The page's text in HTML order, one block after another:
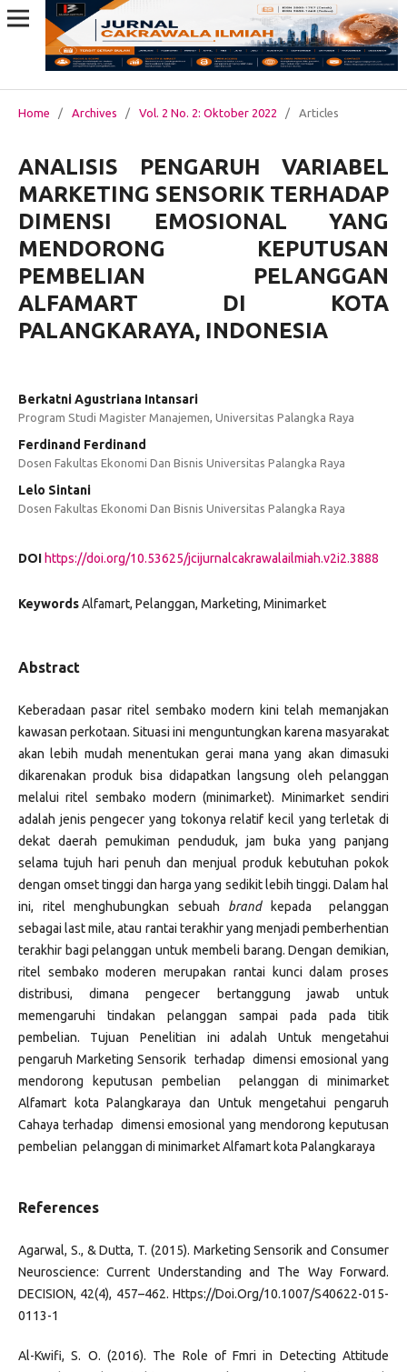
Home / Archives / Vol. 2 No. 2: Oktober 2022 / Articles
ANALISIS PENGARUH VARIABEL
MARKETING SENSORIK TERHADAP
DIMENSI EMOSIONAL YANG
MENDORONG KEPUTUSAN
PEMBELIAN PELANGGAN
ALFAMART DI KOTA
PALANGKARAYA, INDONESIA
Berkatni Agustriana Intansari
Program Studi Magister Manajemen, Universitas Palangka Raya
Ferdinand Ferdinand
Dosen Fakultas Ekonomi Dan Bisnis Universitas Palangka Raya
Lelo Sintani
Dosen Fakultas Ekonomi Dan Bisnis Universitas Palangka Raya
DOI https://doi.org/10.53625/jcijurnalcakrawalailmiah.v2i2.3888
KeywordsAlfamart, Pelanggan, Marketing, Minimarket
Abstract
Keberadaan pasar ritel sembako modern kini telah memanjakan
kawasan perkotaan. Situasi ini menguntungkan karena masyarakat
akan lebih mudah menentukan gerai mana yang akan dimasuki
dikarenakan produk bisa didapatkan langsung oleh pelanggan
melalui ritel sembako modern (minimarket). Minimarket sendiri
adalah jenis pengecer yang tokonya relatif kecil yang terletak di
dekat daerah pemukiman penduduk, jam buka yang panjang
selama tujuh hari penuh dan menjual produk kebutuhan pokok
dengan omset tinggi dan harga yang sedikit lebih tinggi. Dalam hal
ini, ritel menghubungkan sebuah brandkepada pelanggan
sebagai last mile, atau rantai terakhir yang menjadi pemberhentian
terakhir bagi pelanggan untuk membeli barang. Dengan demikian,
ritel sembako moderen merupakan rantai kunci dalam proses
distribusi, dimana pengecer bertanggung jawab untuk
memengaruhi tindakan pelanggan sampai pada pada titik
pembelian. Tujuan Penelitian ini adalah Untuk mengetahui
pengaruh Marketing Sensorik terhadap dimensi emosional yang
mendorong keputusan pembelian pelanggan di minimarket
Alfamart kota Palangkaraya dan Untuk mengetahui pengaruh
Cahaya terhadap dimensi emosional yang mendorong keputusan
pembelian pelanggan di minimarket Alfamart kota Palangkaraya
References
Agarwal, S., & Dutta, T. (2015). Marketing Sensorik and Consumer
Neuroscience: Current Understanding and The Way Forward.
DECISION, 42(4), 457–462. Https://Doi.Org/10.1007/S40622-015-
0113-1
Al-Kwifi, S. O. (2016). The Role of Fmri in Detecting Attitude